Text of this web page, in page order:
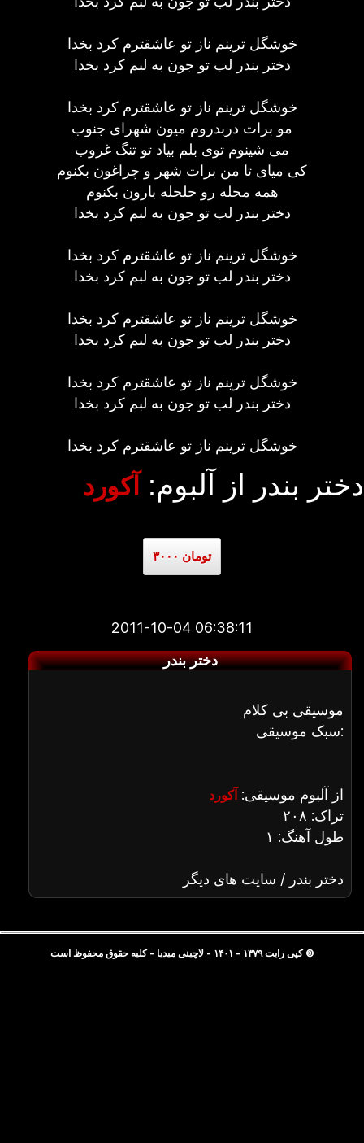
خوشگل ترینم ناز تو عاشقترم کرد بخدا
دختر بندر لب تو جون به لبم کرد بخدا
خوشگل ترینم ناز تو عاشقترم کرد بخدا
مو برات دربدروم میون شهرای جنوب
می شینوم توی بلم بیاد تو تنگ غروب
کی میای تا من برات شهر و چراغون بکنوم
همه محله رو حلحله بارون بکنوم
دختر بندر لب تو جون به لبم کرد بخدا
خوشگل ترینم ناز تو عاشقترم کرد بخدا
دختر بندر لب تو جون به لبم کرد بخدا
خوشگل ترینم ناز تو عاشقترم کرد بخدا
دختر بندر لب تو جون به لبم کرد بخدا
خوشگل ترینم ناز تو عاشقترم کرد بخدا
دختر بندر لب تو جون به لبم کرد بخدا
خوشگل ترینم ناز تو عاشقترم کرد بخدا
دختر بندر از آلبوم: آکورد
۳۰۰۰ تومان
2011-10-04 06:38:11
دختر بندر
موسیقی بی کلام
سبک موسیقی:
از آلبوم موسیقی: آکورد
تراک: ۲۰۸
طول آهنگ: ۱
دختر بندر / سایت های دیگر
© کپی رایت ۱۳۷۹ - ۱۴۰۱ - لاچینی میدیا - کلیه حقوق محفوظ است